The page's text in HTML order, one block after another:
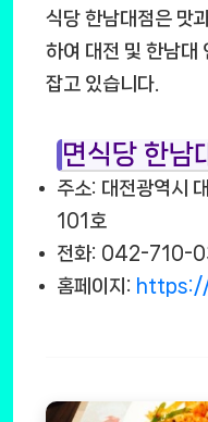
식당 한남대점은 맛
하여 대전 및 한남대
잡고 있습니다.
면식당 한남
주소: 대전광역시
101호
전화: 042-710-
홈페이지: https://